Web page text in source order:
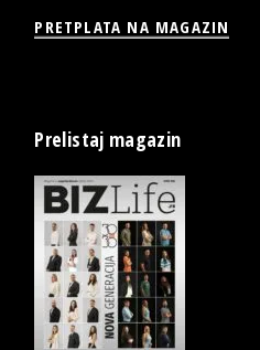
PRETPLATA NA MAGAZIN
Prelistaj magazin